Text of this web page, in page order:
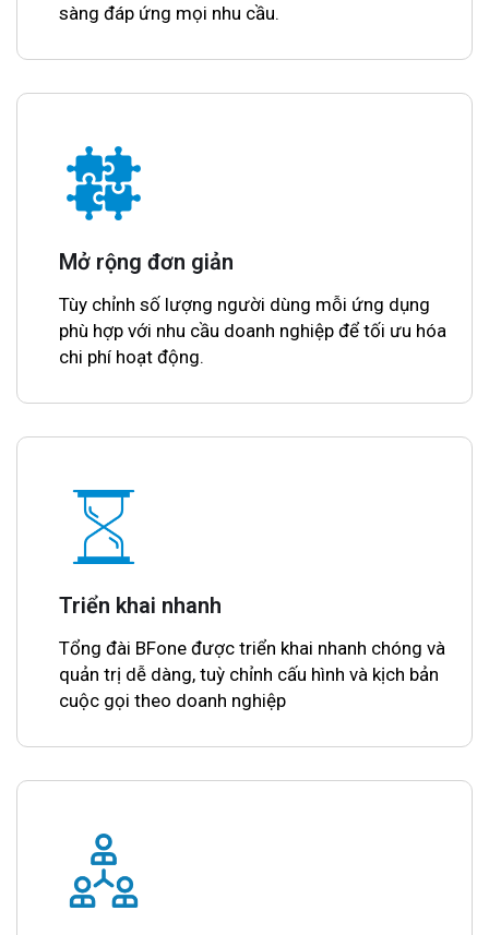
sàng đáp ứng mọi nhu cầu.
Mở rộng đơn giản
Tùy chỉnh số lượng người dùng mỗi ứng dụng
phù hợp với nhu cầu doanh nghiệp để tối ưu hóa
chi phí hoạt động.
Triển khai nhanh
Tổng đài BFone được triển khai nhanh chóng và
quản trị dễ dàng, tuỳ chỉnh cấu hình và kịch bản
cuộc gọi theo doanh nghiệp